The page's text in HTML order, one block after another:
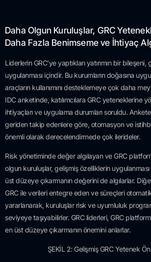
Daha Olgun Kuruluşlar, GRC
Daha Fazla Benimseme ve İhtiyaç
Liderlerin GRC’ye yaptıkları yatırımın bir
uygulanması içindir. Bu kurumların doğasına
araçların kullanımını desteklemeye çok daha
IDC anketinde, katılımcılara GRC yeteneklerine
ihtiyaçları ve uygulama durumları soruldu.
geriden takip edenlere göre, otomasyon ve
önemli olarak derecelendirmede çok ilerideler.
Risk yönetiminde değer algılayan ve GRC
olgun kuruluşlar, gelişmiş özelliklerin
üst düzeye çıkarmanın değerini de algılarlar.
GRC ile verileri entegre eden ve süreçleri
yararlanarak, kuruluşlar risk ve uyumluluk
seviyeye taşıyabilirler. GRC liderleri, GRC
en üst düzeye çıkarmanın önemini anlarlar.
ŞEKİL 2: Gelişmiş GRC Yetenek